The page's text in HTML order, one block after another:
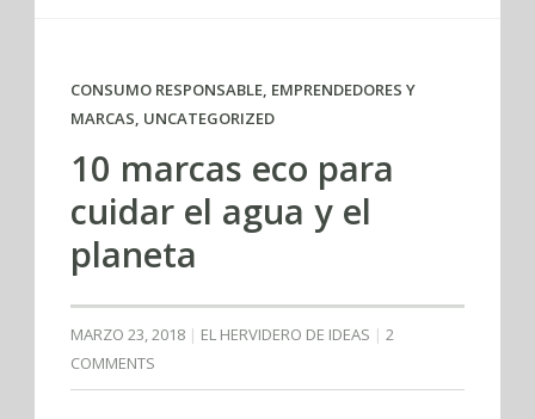
CONSUMO RESPONSABLE, EMPRENDEDORES Y
MARCAS, UNCATEGORIZED
10 marcas eco para
cuidar el agua y el
planeta
MARZO 23, 2018 EL HERVIDERO DE IDEAS
2
COMMENTS